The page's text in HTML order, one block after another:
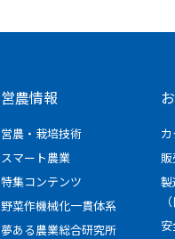
営農情報
営農・栽培技術
スマート農業
特集コンテンツ
野菜作機械化一貫体系
夢ある農業総合研究所